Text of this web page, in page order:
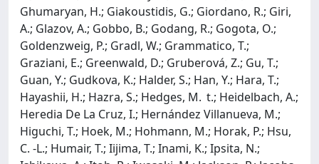
Ghumaryan, H.; Giakoustidis, G.; Giordano, R.; Giri,
A.; Glazov, A.; Gobbo, B.; Godang, R.; Gogota, O.;
Goldenzweig, P.; Gradl, W.; Grammatico, T.;
Graziani, E.; Greenwald, D.; Gruberová, Z.; Gu, T.;
Guan, Y.; Gudkova, K.; Halder, S.; Han, Y.; Hara, T.;
Hayashii, H.; Hazra, S.; Hedges, M. t.; Heidelbach, A.;
Heredia De La Cruz, I.; Hernández Villanueva, M.;
Higuchi, T.; Hoek, M.; Hohmann, M.; Horak, P.; Hsu,
C. -L.; Humair, T.; Iijima, T.; Inami, K.; Ipsita, N.;